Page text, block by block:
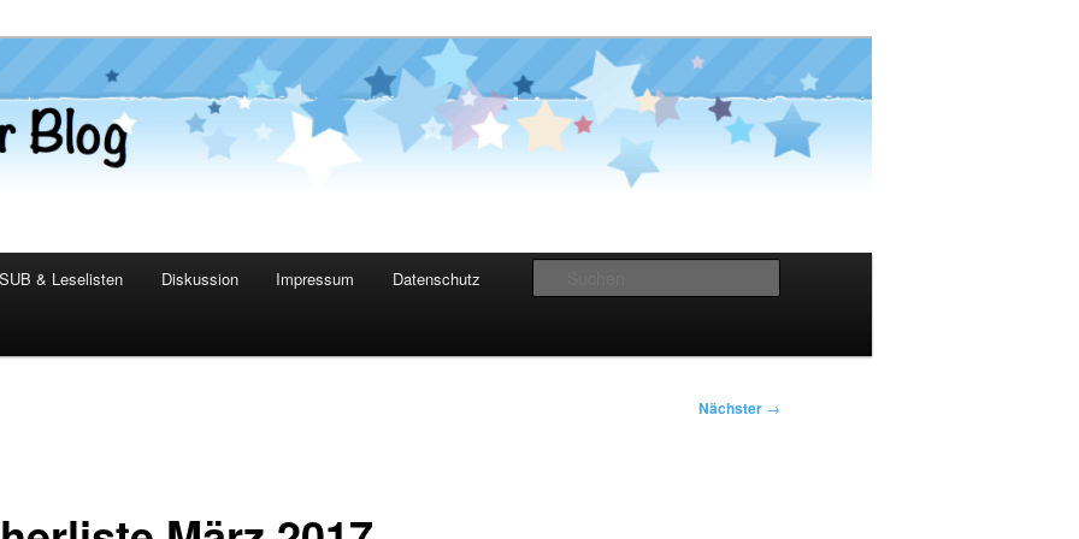
Blog
SUB & Leselisten Diskussion Impressum Datenschutz
Nächster →